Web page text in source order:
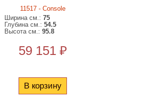
11517 - Console
Ширина см.:75
Глубина см.:54.5
Высота см.:95.8
59 151 ₽
В корзину